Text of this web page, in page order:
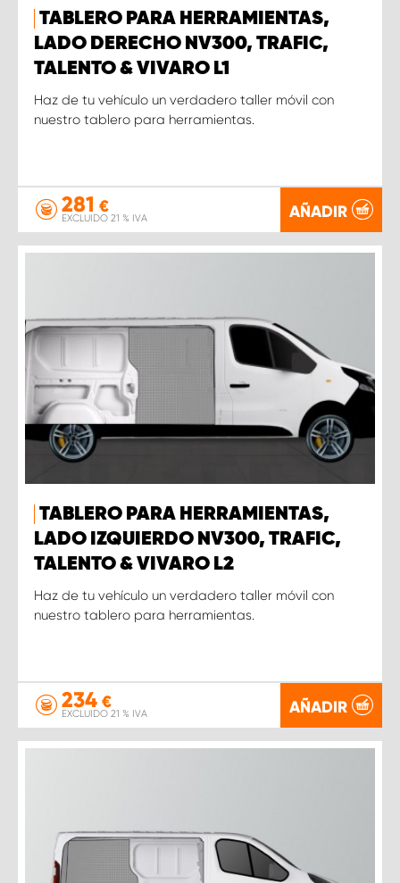
TABLERO PARA HERRAMIENTAS,
LADO DERECHO NV300, TRAFIC,
TALENTO & VIVARO L1
Haz de tu vehículo un verdadero taller móvil con
nuestro tablero para herramientas.
281 €
EXCLUIDO 21 % IVA AÑADIR
TABLERO PARA HERRAMIENTAS,
LADO IZQUIERDO NV300, TRAFIC,
TALENTO & VIVARO L2
Haz de tu vehículo un verdadero taller móvil con
nuestro tablero para herramientas.
234 €
EXCLUIDO 21 % IVA AÑADIR